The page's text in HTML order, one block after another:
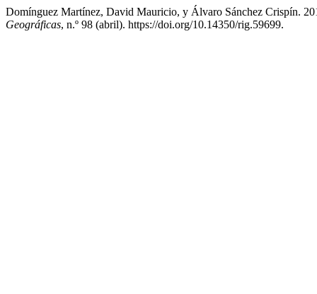
Domínguez Martínez, David Mauricio, y Álvaro Sánchez Crispín.
Geográficas, n.º 98 (abril). https://doi.org/10.14350/rig.59699.